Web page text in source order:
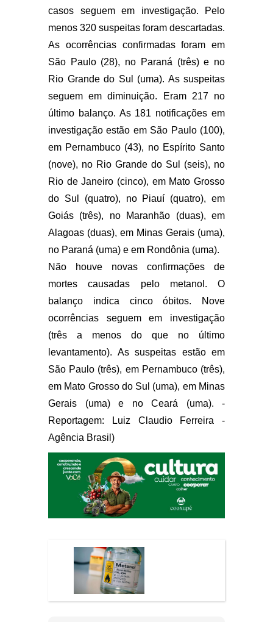
casos seguem em investigação. Pelo
menos 320 suspeitas foram descartadas.
As ocorrências confirmadas foram em
São Paulo (28), no Paraná (três) e no
Rio Grande do Sul (uma). As suspeitas
seguem em diminuição. Eram 217 no
último balanço. As 181 notificações em
investigação estão em São Paulo (100),
em Pernambuco (43), no Espírito Santo
(nove), no Rio Grande do Sul (seis), no
Rio de Janeiro (cinco), em Mato Grosso
do Sul (quatro), no Piauí (quatro), em
Goiás (três), no Maranhão (duas), em
Alagoas (duas), em Minas Gerais (uma),
no Paraná (uma) e em Rondônia (uma).
Não houve novas confirmações de
mortes causadas pelo metanol. O
balanço indica cinco óbitos. Nove
ocorrências seguem em investigação
(três a menos do que no último
levantamento). As suspeitas estão em
São Paulo (três), em Pernambuco (três),
em Mato Grosso do Sul (uma), em Minas
Gerais (uma) e no Ceará (uma). -
Reportagem: Luiz Claudio Ferreira -
Agência Brasil)